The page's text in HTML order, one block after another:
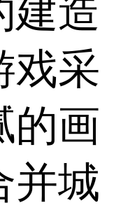
建造
戏采
的画
并城